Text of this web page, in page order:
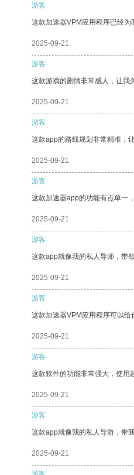
游客
这款加速器VPM应用程序已经为
2025-09-21
游客
这款游戏的剧情非常感人，让我
2025-09-21
游客
这款app的路线规划非常精准，
2025-09-21
游客
这款加速器app的功能有点单一
2025-09-21
游客
这款app就像我的私人导师，带
2025-09-21
游客
这款加速器VPM应用程序可以给
2025-09-21
游客
这款软件的功能非常强大，使用
2025-09-21
游客
这款app就像我的私人导游，带
2025-09-21